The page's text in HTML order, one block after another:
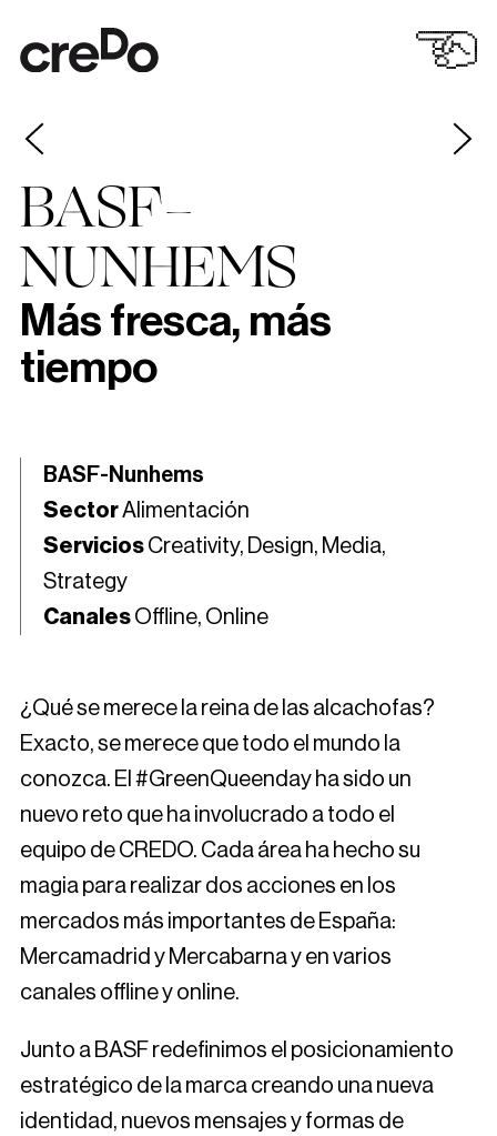
BASF-
NUNHEMS
Más fresca, más
tiempo
BASF-Nunhems
SectorAlimentación
ServiciosCreativity, Design, Media,
Strategy
CanalesOffline, Online
¿Qué se merece la reina de las alcachofas?
Exacto, se merece que todo el mundo la
conozca. El #GreenQueenday ha sido un
nuevo reto que ha involucrado a todo el
equipo de CREDO. Cada área ha hecho su
magia para realizar dos acciones en los
mercados más importantes de España:
Mercamadrid y Mercabarna y en varios
canales offline y online.
Junto a BASF redefinimos el posicionamiento
estratégico de la marca creando una nueva
identidad, nuevos mensajes y formas de